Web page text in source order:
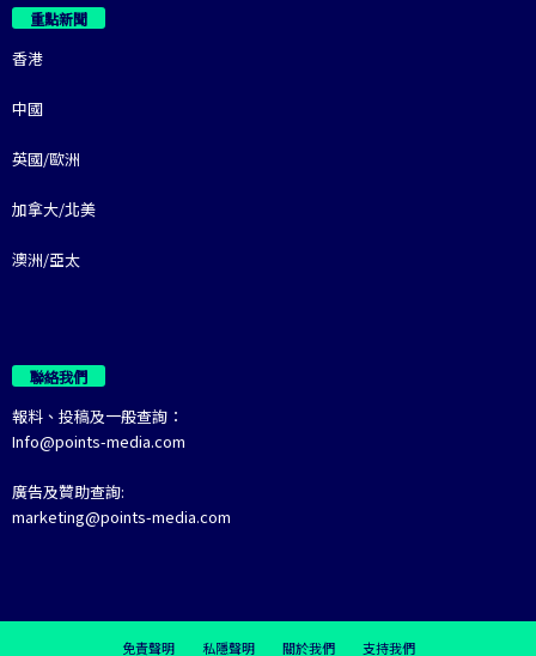
重點新聞
香港
中國
英國/歐洲
加拿大/北美
澳洲/亞太
聯絡我們
報料、投稿及一般查詢：
Info@points-media.com
廣告及贊助查詢:
marketing@points-media.com
免責聲明 私隱聲明 關於我們 支持我們